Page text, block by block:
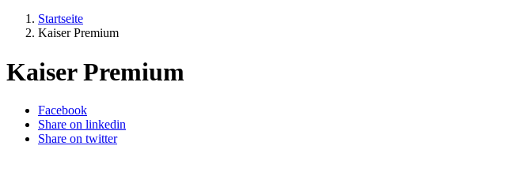
Startseite
Kaiser Premium
Kaiser Premium
Facebook
Share on linkedin
Share on twitter